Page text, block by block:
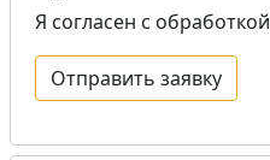
Я согласен с обработкой